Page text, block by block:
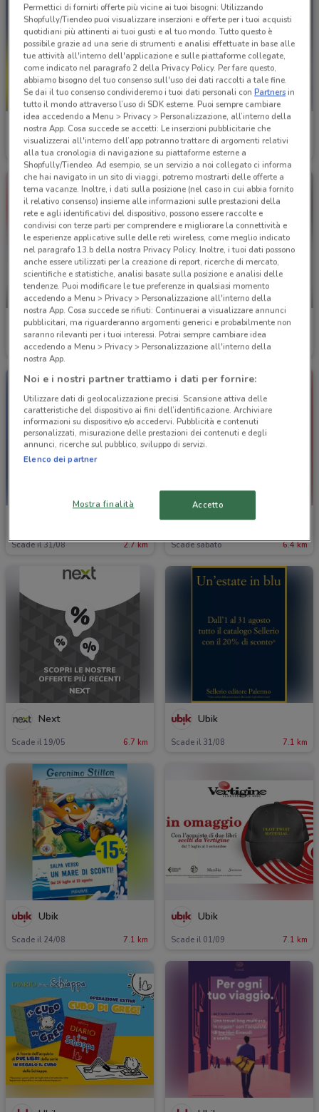
SCADE OGGI
Giunti al Punto
Scade oggi 1.9 km
Gamelife
Scade il 12/11
SCADE OGGI
MediaWorld
Scade oggi 2 km
-5 GIORNI
MediaWorld
Scade venerdì
Scade il 31/08 2.7 km
Fiducia & Convenienza
Scade sabato 6.4 km
Next
Scade il 19/05 6.7 km
Ubik
Scade il 31/08 7.1 km
Ubik
Scade il 24/08 7.1 km
Ubik
Scade il 01/09 7.1 km
Permettici di fornirti offerte più vicine ai tuoi bisogni: Utilizzando
Shopfully/Tiendeo puoi visualizzare inserzioni e offerte per i tuoi acquisti
quotidiani più attinenti ai tuoi gusti e al tuo mondo. Tutto questo è
possibile grazie ad una serie di strumenti e analisi effettuate in base alle
tue attività all'interno dell'applicazione e sulle piattaforme collegate,
come indicato nel paragrafo 2 della Privacy Policy. Per fare questo,
abbiamo bisogno del tuo consenso sull'uso dei dati raccolti a tale fine.
Se dai il tuo consenso condivideremo i tuoi dati personali conPartnersin
tutto il mondo attraverso l’uso di SDK esterne. Puoi sempre cambiare
idea accedendo a Menu > Privacy > Personalizzazione, all’interno della
nostra App. Cosa succede se accetti: Le inserzioni pubblicitarie che
visualizzerai all'interno dell’app potranno trattare di argomenti relativi
alla tua cronologia di navigazione su piattaforme esterne a
Shopfully/Tiendeo. Ad esempio, se un servizio a noi collegato ci informa
che hai navigato in un sito di viaggi, potremo mostrarti delle offerte a
tema vacanze. Inoltre, i dati sulla posizione (nel caso in cui abbia fornito
il relativo consenso) insieme alle informazioni sulle prestazioni della
rete e agli identificativi del dispositivo, possono essere raccolte e
condivisi con terze parti per comprendere e migliorare la connettività e
le esperienze applicative sulle delle reti wireless, come meglio indicato
nel paragrafo 13.b della nostra Privacy Policy. Inoltre, i tuoi dati possono
anche essere utilizzati per la creazione di report, ricerche di mercato,
scientifiche e statistiche, analisi basate sulla posizione e analisi delle
tendenze. Puoi modificare le tue preferenze in qualsiasi momento
accedendo a Menu > Privacy > Personalizzazione all'interno della
nostra App. Cosa succede se rifiuti: Continuerai a visualizzare annunci
pubblicitari, ma riguarderanno argomenti generici e probabilmente non
saranno rilevanti per i tuoi interessi. Potrai sempre cambiare idea
accedendo a Menu > Privacy > Personalizzazione all'interno della
nostra App.
Noi e i nostri partner trattiamo i dati per fornire:
Utilizzare dati di geolocalizzazione precisi. Scansione attiva delle
caratteristiche del dispositivo ai fini dell’identificazione. Archiviare
informazioni su dispositivo e/o accedervi. Pubblicità e contenuti
personalizzati, misurazione delle prestazioni dei contenuti e degli
annunci, ricerche sul pubblico, sviluppo di servizi.
Elenco dei partner
Mostra finalità Accetto